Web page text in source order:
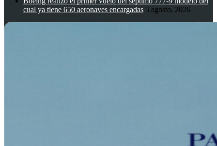
cual ya tiene 650 aeronaves encargadas 5 agosto, 2026